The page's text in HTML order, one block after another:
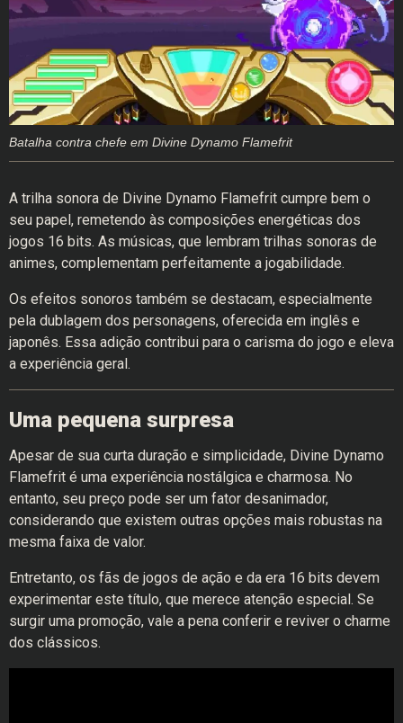
Batalha contra chefe em Divine Dynamo Flamefrit
A trilha sonora de Divine Dynamo Flamefrit cumpre bem o
seu papel, remetendo às composições energéticas dos
jogos 16 bits. As músicas, que lembram trilhas sonoras de
animes, complementam perfeitamente a jogabilidade.
Os efeitos sonoros também se destacam, especialmente
pela dublagem dos personagens, oferecida em inglês e
japonês. Essa adição contribui para o carisma do jogo e eleva
a experiência geral.
Uma pequena surpresa
Apesar de sua curta duração e simplicidade, Divine Dynamo
Flamefrit é uma experiência nostálgica e charmosa. No
entanto, seu preço pode ser um fator desanimador,
considerando que existem outras opções mais robustas na
mesma faixa de valor.
Entretanto, os fãs de jogos de ação e da era 16 bits devem
experimentar este título, que merece atenção especial. Se
surgir uma promoção, vale a pena conferir e reviver o charme
dos clássicos.